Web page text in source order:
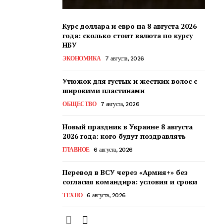
Курс доллара и евро на 8 августа 2026
года: сколько стоит валюта по курсу
НБУ
ЭКОНОМИКА 7 августа, 2026
Утюжок для густых и жестких волос с
широкими пластинами
ОБЩЕСТВО 7 августа, 2026
Новый праздник в Украине 8 августа
2026 года: кого будут поздравлять
ГЛАВНОЕ 6 августа, 2026
Перевод в ВСУ через «Армия+» без
согласия командира: условия и сроки
ТЕХНО 6 августа, 2026